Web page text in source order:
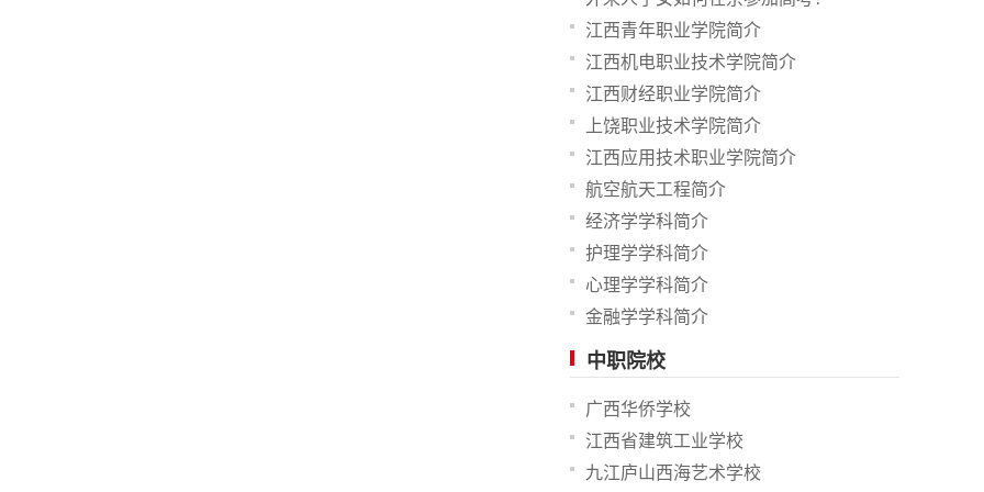
江西青年职业学院简介
江西机电职业技术学院简介
江西财经职业学院简介
上饶职业技术学院简介
江西应用技术职业学院简介
航空航天工程简介
经济学学科简介
护理学学科简介
心理学学科简介
金融学学科简介
中职院校
广西华侨学校
江西省建筑工业学校
九江庐山西海艺术学校